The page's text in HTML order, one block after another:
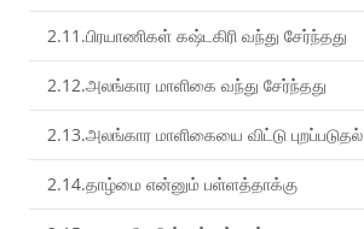
2.11.பிரயாணிகள் கஷ்டகிரி வந்து சேர்ந்தது
2.12.அலங்கார மாளிகை வந்து சேர்ந்தது
2.13.அலங்கார மாளிகையை விட்டு புறப்படுதல்
2.14.தாழ்மை என்னும் பள்ளத்தாக்கு